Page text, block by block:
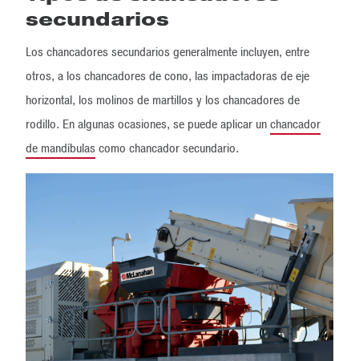
secundarios
Los chancadores secundarios generalmente incluyen, entre
otros, a los chancadores de cono, las impactadoras de eje
horizontal, los molinos de martillos y los chancadores de
rodillo. En algunas ocasiones, se puede aplicar unchancador
de mandíbulascomo chancador secundario.